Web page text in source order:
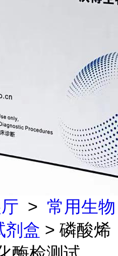
> 常用生物
剂盒 > 磷酸烯